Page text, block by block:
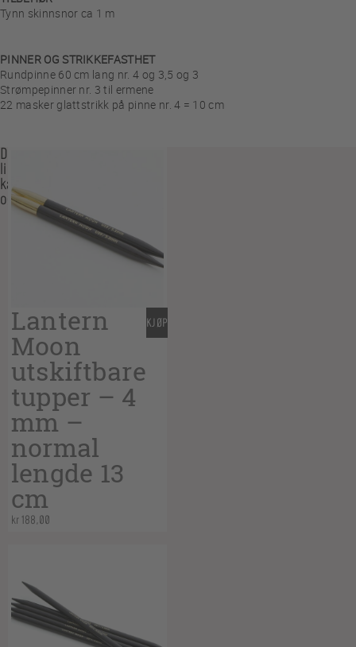
Tynn skinnsnor ca 1 m
PINNER OG STRIKKEFASTHET
Rundpinne 60 cm lang nr. 4 og 3,5 og 3
Strømpepinner nr. 3 til ermene
22 masker glattstrikk på pinne nr. 4 = 10 cm
Du
liker
kanskje
også…
Lantern
Moon
utskiftbare
tupper – 4
mm –
normal
lengde 13
cm
kr188,00
KJØP